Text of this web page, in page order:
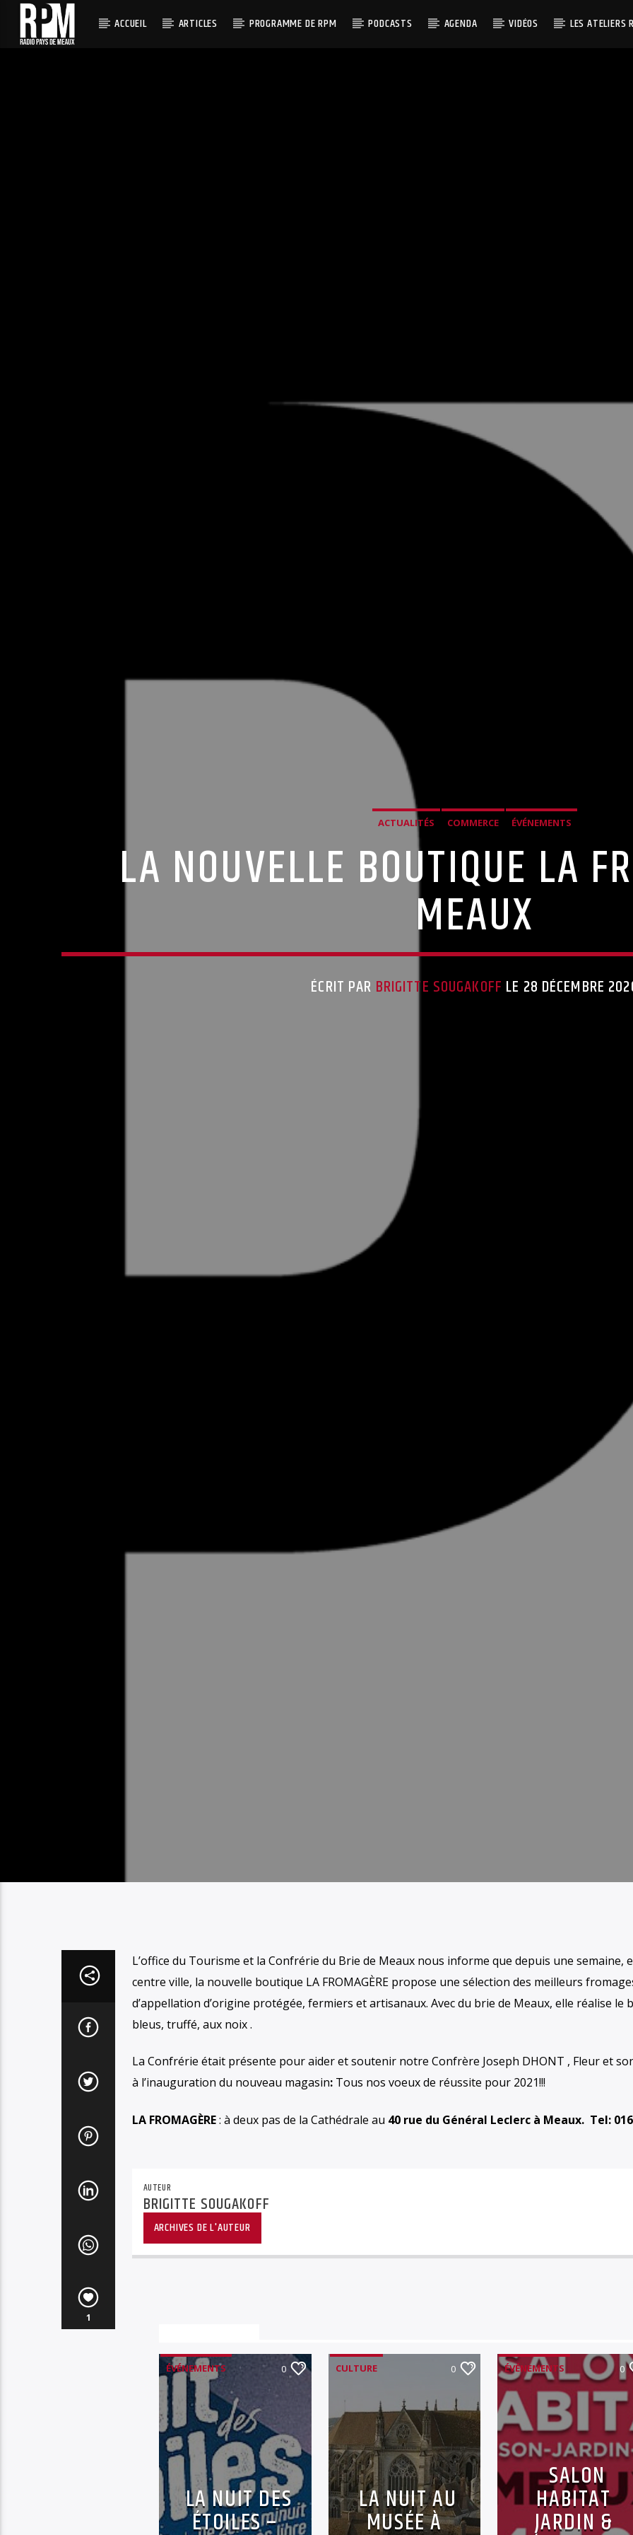
ACCUEIL ARTICLES PROGRAMME DE RPM PODCASTS AGENDA VIDÉOS LES ATELIERS
ACTUALITÉS COMMERCE ÉVÉNEMENTS
LA NOUVELLE BOUTIQUE LA
MEAUX
ÉCRIT PAR BRIGITTE SOUGAKOFF LE 28 DÉCEMBRE
1
L’office du Tourisme et la Confrérie du Brie de Meaux nous informe que depuis une semaine,
centre ville, la nouvelle boutique LA FROMAGÈRE propose une sélection des meilleurs
d’appellation d’origine protégée, fermiers et artisanaux. Avec du brie de Meaux, elle réalise le
bleus, truffé, aux noix .
La Confrérie était présente pour aider et soutenir notre Confrère Joseph DHONT , Fleur et
à l’inauguration du nouveau magasin: Tous nos voeux de réussite pour 2021!!!
LA FROMAGÈRE: à deux pas de la Cathédrale au 40 rue du Général Leclerc à Meaux. Tel:
AUTEUR
BRIGITTE SOUGAKOFF
ARCHIVES DE L'AUTEUR
ÉVÉNEMENTS 0
LA NUIT DES
ÉTOILES –
CULTURE 0
LA NUIT AU
MUSÉE À
ÉVÉNEMENTS 0
SALON
HABITAT
JARDIN &